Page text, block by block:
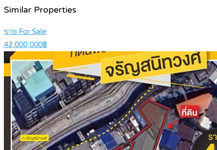
Similar Properties
ขาย For Sale
42,000,000฿